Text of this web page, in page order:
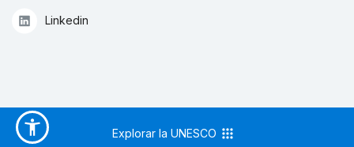
Linkedin
Explorar la UNESCO